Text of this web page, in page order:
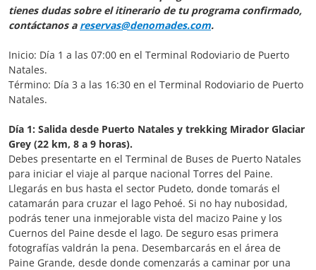
tienes dudas sobre el itinerario de tu programa confirmado,
contáctanos a reservas@denomades.com.
Inicio: Día 1 a las 07:00 en el Terminal Rodoviario de Puerto
Natales.
Término: Día 3 a las 16:30 en el Terminal Rodoviario de Puerto
Natales.
Día 1: Salida desde Puerto Natales y trekking Mirador Glaciar
Grey (22 km, 8 a 9 horas).
Debes presentarte en el Terminal de Buses de Puerto Natales
para iniciar el viaje al parque nacional Torres del Paine.
Llegarás en bus hasta el sector Pudeto, donde tomarás el
catamarán para cruzar el lago Pehoé. Si no hay nubosidad,
podrás tener una inmejorable vista del macizo Paine y los
Cuernos del Paine desde el lago. De seguro esas primera
fotografías valdrán la pena. Desembarcarás en el área de
Paine Grande, desde donde comenzarás a caminar por una